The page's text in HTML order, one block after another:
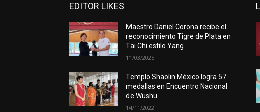
EDITOR LIKES
Maestro Daniel Corona recibe el
reconocimiento Tigre de Plata en
Tai Chi estilo Yang
11/03/2025
Templo Shaolin México logra 57
medallas en Encuentro Nacional
de Wushu
14/11/2022